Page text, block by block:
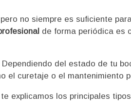
no siempre es suficiente
de forma periódica es
Dependiendo del estado de tu
el curetaje o el mantenimiento
explicamos los principales